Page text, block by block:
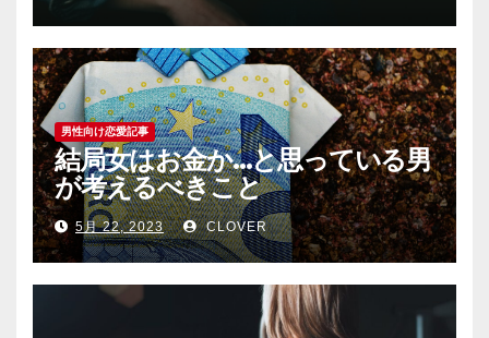
男性向け恋愛記事
結局女はお金か…と思っている男
が考えるべきこと
5月 22, 2023 CLOVER